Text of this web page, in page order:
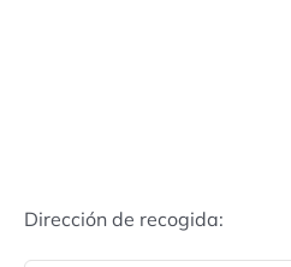
Dirección de recogida: